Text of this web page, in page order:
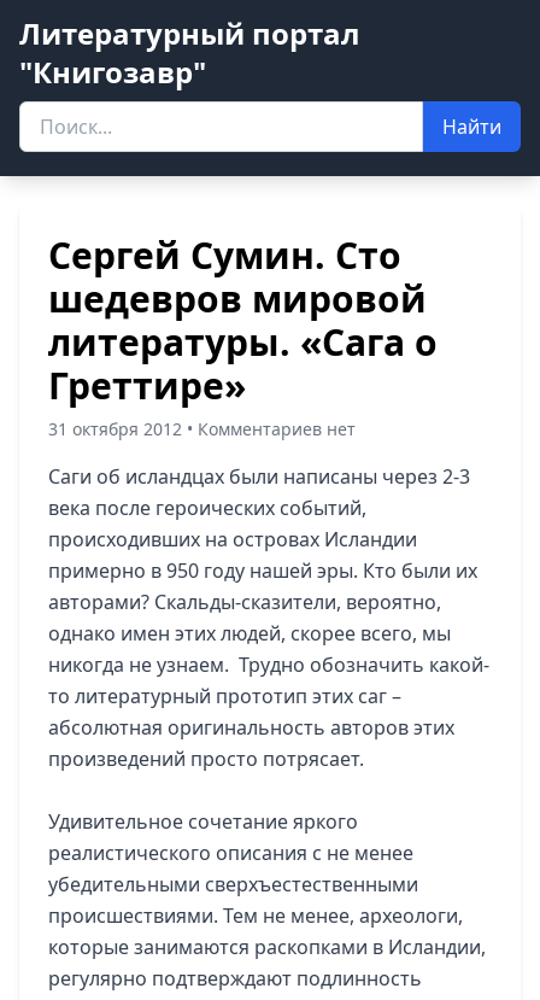
Литературный портал
"Книгозавр"
Найти
Сергей Сумин. Сто
шедевров мировой
литературы. «Сага о
Греттире»
31 октября 2012 • Комментариев нет
Саги об исландцах были написаны через 2-3
века после героических событий,
происходивших на островах Исландии
примерно в 950 году нашей эры. Кто были их
авторами? Скальды-сказители, вероятно,
однако имен этих людей, скорее всего, мы
никогда не узнаем. Трудно обозначить какой-
то литературный прототип этих саг –
абсолютная оригинальность авторов этих
произведений просто потрясает.
Удивительное сочетание яркого
реалистического описания с не менее
убедительными сверхъестественными
происшествиями. Тем не менее, археологи,
которые занимаются раскопками в Исландии,
регулярно подтверждают подлинность